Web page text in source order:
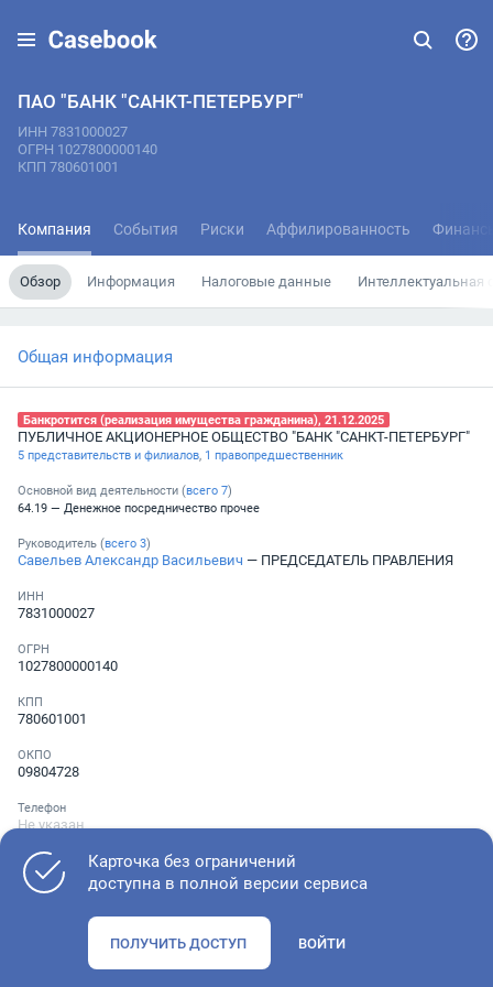
ПАО "БАНК "САНКТ-ПЕТЕРБУРГ"
ИНН 7831000027
ОГРН 1027800000140
КПП 780601001
Компания События Риски Аффилированность
Обзор Информация Налоговые данные Интеллектуальная
Общая информация
Банкротится (реализация имущества гражданина), 21.12.2025
ПУБЛИЧНОЕ АКЦИОНЕРНОЕ ОБЩЕСТВО "БАНК "САНКТ-ПЕТЕРБУРГ"
5 представительств и филиалов, 1 правопредшественник
Основной вид деятельности (всего 7)
64.19 — Денежное посредничество прочее
Руководитель (всего 3)
Савельев Александр Васильевич — ПРЕДСЕДАТЕЛЬ ПРАВЛЕНИЯ
ИНН
7831000027
ОГРН
1027800000140
КПП
780601001
ОКПО
09804728
Телефон
Не указан
Проверьте учредительные документы, адрес регистрации и
Карточка без ограничений
доступна в полной версии сервиса
ПОЛУЧИТЬ ДОСТУП ВОЙТИ